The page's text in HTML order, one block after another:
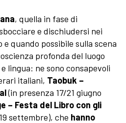
, quella in fase di
e dischiudersi nei
quando possibile sulla scena
profonda del luogo
lingua: ne sono consapevoli
italiani, Taobuk –
(in presenza 17/21 giugno
– Festa del Libro con gli
settembre), che hanno